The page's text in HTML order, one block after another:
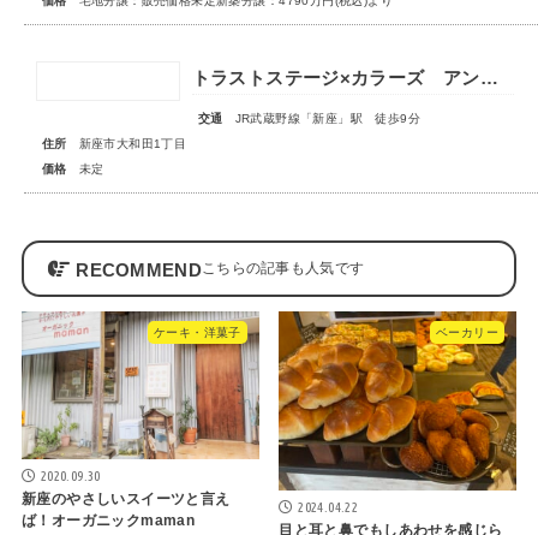
トラストステージ×カラーズ アンドプラス新座市大和田1丁目21期 全3棟 ◆販売予告◆
交通
JR武蔵野線「新座」駅 徒歩9分
住所
新座市大和田1丁目
価格
未定
RECOMMEND
ケーキ・洋菓子
2020.09.30
新座のやさしいスイーツと言え
ば！オーガニックmaman
ベーカリー
2024.04.22
目と耳と鼻でもしあわせを感じら